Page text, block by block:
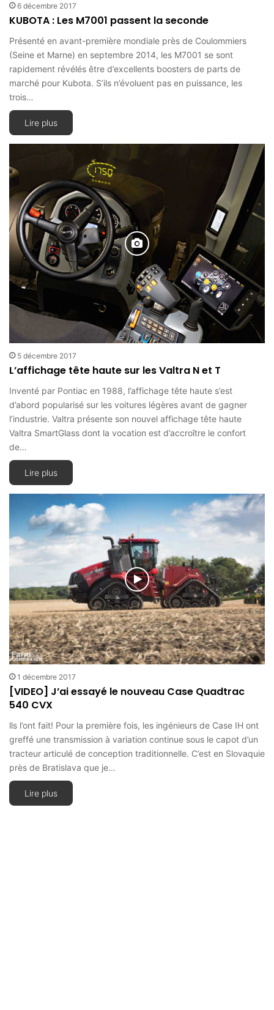
6 décembre 2017
KUBOTA : Les M7001 passent la seconde
Présenté en avant-première mondiale près de Coulommiers
(Seine et Marne) en septembre 2014, les M7001 se sont
rapidement révélés être d’excellents boosters de parts de
marché pour Kubota. S’ils n’évoluent pas en puissance, les
trois…
Lire plus
5 décembre 2017
L’affichage tête haute sur les Valtra N et T
Inventé par Pontiac en 1988, l’affichage tête haute s’est
d’abord popularisé sur les voitures légères avant de gagner
l’industrie. Valtra présente son nouvel affichage tête haute
Valtra SmartGlass dont la vocation est d’accroître le confort
de…
Lire plus
1 décembre 2017
[VIDEO] J’ai essayé le nouveau Case Quadtrac
540 CVX
lls l’ont fait! Pour la première fois, les ingénieurs de Case IH ont
greffé une transmission à variation continue sous le capot d’un
tracteur articulé de conception traditionnelle. C’est en Slovaquie
près de Bratislava que je…
Lire plus